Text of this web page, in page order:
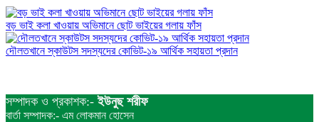
বড় ভাই কলা খাওয়ায় অভিমানে ছোট ভাইয়ের গলায় ফাঁস
দৌলতখানে স্কাউটস সদস্যদের কোভিট-১৯ আর্থিক সহায়তা প্রদান
সম্পাদক ও প্রকাশক:-ইউনুছ শরীফ
বার্তা সম্পাদক:- এম লোকমান হোসেন